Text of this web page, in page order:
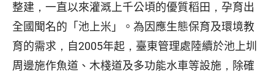
整建，一直以來灌溉上千公頃的優質稻田，孕育出
全國聞名的「池上米」。為因應生態保育及環境教
育的需求，自2005年起，臺東管理處陸續於池上圳
周邊施作魚道、木棧道及多功能水車等設施，除確